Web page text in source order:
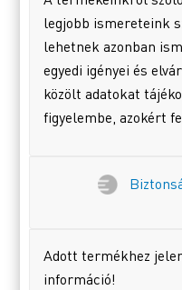
legjobb ismereteink
lehetnek azonban
egyedi igényei és
közölt adatokat
figyelembe, azokért
Adott termékhez
információ!